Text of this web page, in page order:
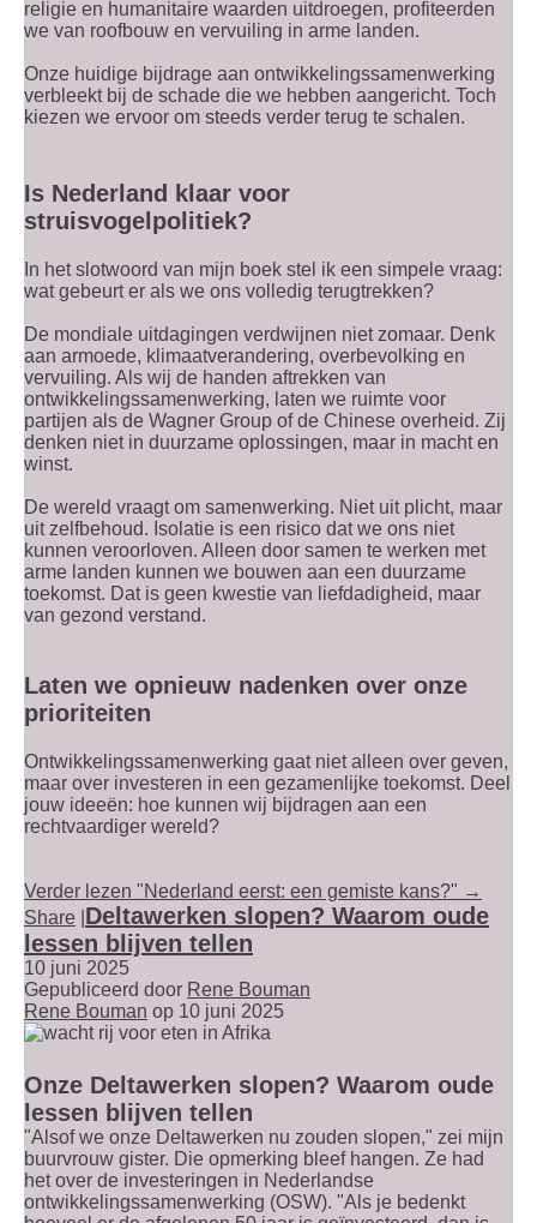
religie en humanitaire waarden uitdroegen, profiteerden
we van roofbouw en vervuiling in arme landen.
Onze huidige bijdrage aan ontwikkelingssamenwerking
verbleekt bij de schade die we hebben aangericht. Toch
kiezen we ervoor om steeds verder terug te schalen.
Is Nederland klaar voor
struisvogelpolitiek?
In het slotwoord van mijn boek stel ik een simpele vraag:
wat gebeurt er als we ons volledig terugtrekken?
De mondiale uitdagingen verdwijnen niet zomaar. Denk
aan armoede, klimaatverandering, overbevolking en
vervuiling. Als wij de handen aftrekken van
ontwikkelingssamenwerking, laten we ruimte voor
partijen als de Wagner Group of de Chinese overheid. Zij
denken niet in duurzame oplossingen, maar in macht en
winst.
De wereld vraagt om samenwerking. Niet uit plicht, maar
uit zelfbehoud. Isolatie is een risico dat we ons niet
kunnen veroorloven. Alleen door samen te werken met
arme landen kunnen we bouwen aan een duurzame
toekomst. Dat is geen kwestie van liefdadigheid, maar
van gezond verstand.
Laten we opnieuw nadenken over onze
prioriteiten
Ontwikkelingssamenwerking gaat niet alleen over geven,
maar over investeren in een gezamenlijke toekomst. Deel
jouw ideeën: hoe kunnen wij bijdragen aan een
rechtvaardiger wereld?
Verder lezen "Nederland eerst: een gemiste kans?" →
Share Deltawerken slopen? Waarom oude
lessen blijven tellen
10 juni 2025
Gepubliceerd door Rene Bouman
Rene Bouman op 10 juni 2025
Onze Deltawerken slopen? Waarom oude
lessen blijven tellen
"Alsof we onze Deltawerken nu zouden slopen," zei mijn
buurvrouw gister. Die opmerking bleef hangen. Ze had
het over de investeringen in Nederlandse
ontwikkelingssamenwerking (OSW). "Als je bedenkt